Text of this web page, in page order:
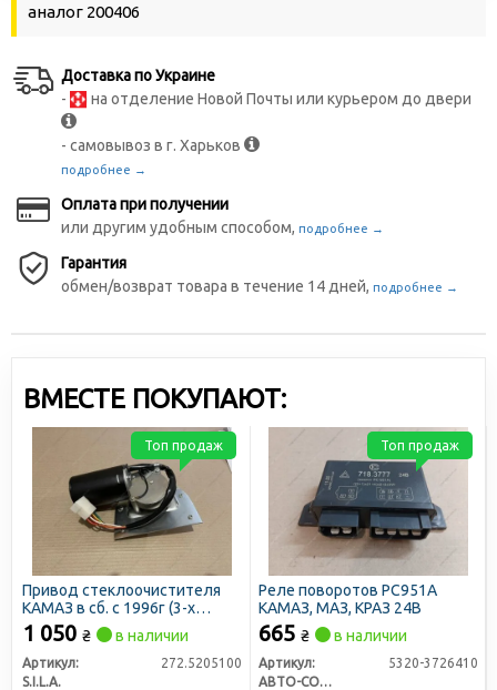
аналог 200406
Доставка по Украине
-
на отделение Новой Почты или курьером до двери
- самовывоз в г. Харьков
подробнее →
Оплата при получении
или другим удобным способом, подробнее →
Гарантия
обмен/возврат товара в течение 14 дней, подробнее →
ВМЕСТЕ ПОКУПАЮТ:
Привод стеклоочистителя
КАМАЗ в сб. c 1996г (3-х
щеточный, моторедуктор)
(S.I.L.A. AC)
1 050 ₴ в наличии
Артикул:
272.5205100
S.I.L.A.
Топ продаж
Реле поворотов РС951А
КАМАЗ, МАЗ, КРАЗ 24В
665 ₴ в наличии
Артикул:
5320-3726410
АВТО-СОЮЗ 88
Топ продаж